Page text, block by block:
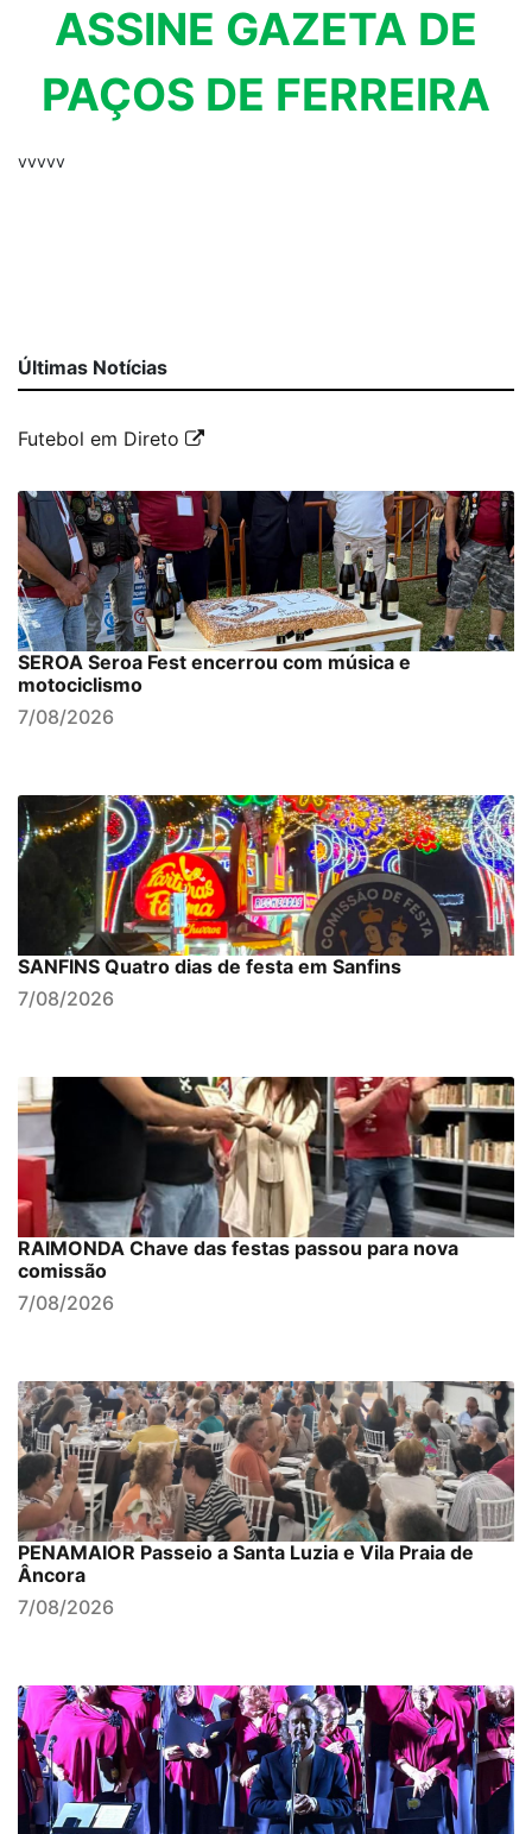
ASSINE GAZETA DE
PAÇOS DE FERREIRA
vvvvv
Últimas Notícias
Futebol em Direto
SEROA Seroa Fest encerrou com música e
motociclismo
7/08/2026
SANFINS Quatro dias de festa em Sanfins
7/08/2026
RAIMONDA Chave das festas passou para nova
comissão
7/08/2026
PENAMAIOR Passeio a Santa Luzia e Vila Praia de
Âncora
7/08/2026